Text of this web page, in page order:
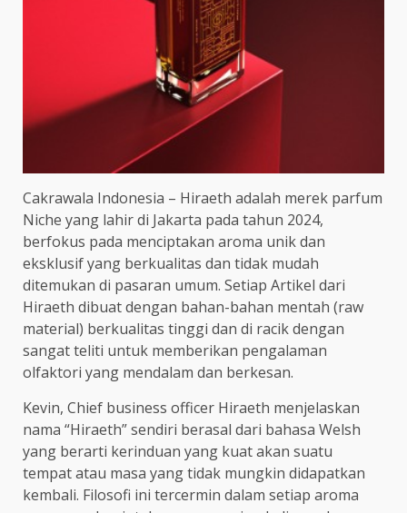
Cakrawala Indonesia – Hiraeth adalah merek parfum
Niche yang lahir di Jakarta pada tahun 2024,
berfokus pada menciptakan aroma unik dan
eksklusif yang berkualitas dan tidak mudah
ditemukan di pasaran umum. Setiap Artikel dari
Hiraeth dibuat dengan bahan-bahan mentah (raw
material) berkualitas tinggi dan di racik dengan
sangat teliti untuk memberikan pengalaman
olfaktori yang mendalam dan berkesan.
Kevin, Chief business officer Hiraeth menjelaskan
nama “Hiraeth” sendiri berasal dari bahasa Welsh
yang berarti kerinduan yang kuat akan suatu
tempat atau masa yang tidak mungkin didapatkan
kembali. Filosofi ini tercermin dalam setiap aroma